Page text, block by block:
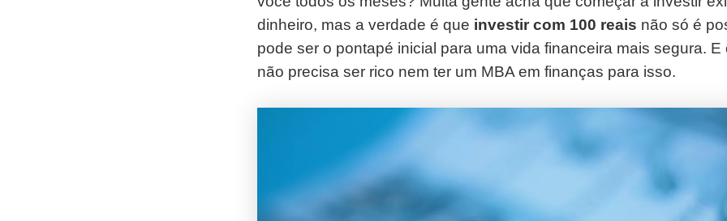
dinheiro, mas a verdade é que investir com 100 reais não só é
pode ser o pontapé inicial para uma vida financeira mais segura. E
não precisa ser rico nem ter um MBA em finanças para isso.